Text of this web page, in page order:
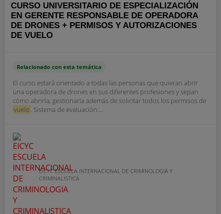
CURSO UNIVERSITARIO DE ESPECIALIZACIÓN
EN GERENTE RESPONSABLE DE OPERADORA
DE DRONES + PERMISOS Y AUTORIZACIONES
DE VUELO
Relacionado con esta temática
El curso estará orientado a todas las personas que quieran abrir
una operadora de drones en sus diferentes profesiones y sepan
cómo abrirla, gestionarla además de solicitar todos los permisos de
vuelo . Sistema de evaluación:...
EICYC ESCUELA INTERNACIONAL DE CRIMINOLOGIA Y
CRIMINALISTICA